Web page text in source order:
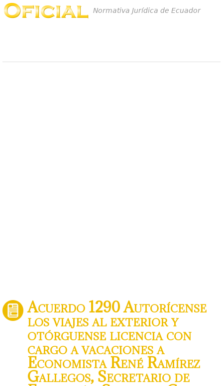
Normativa Jurídica de Ecuador
Acuerdo 1290 Autorícense
los viajes al exterior y
otórguense licencia con
cargo a vacaciones a
Economista René Ramírez
Gallegos, Secretario de